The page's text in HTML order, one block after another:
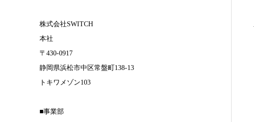
株式会社SWITCH
本社
〒430-0917
静岡県浜松市中区常盤町138-13
トキワメゾン103
■事業部